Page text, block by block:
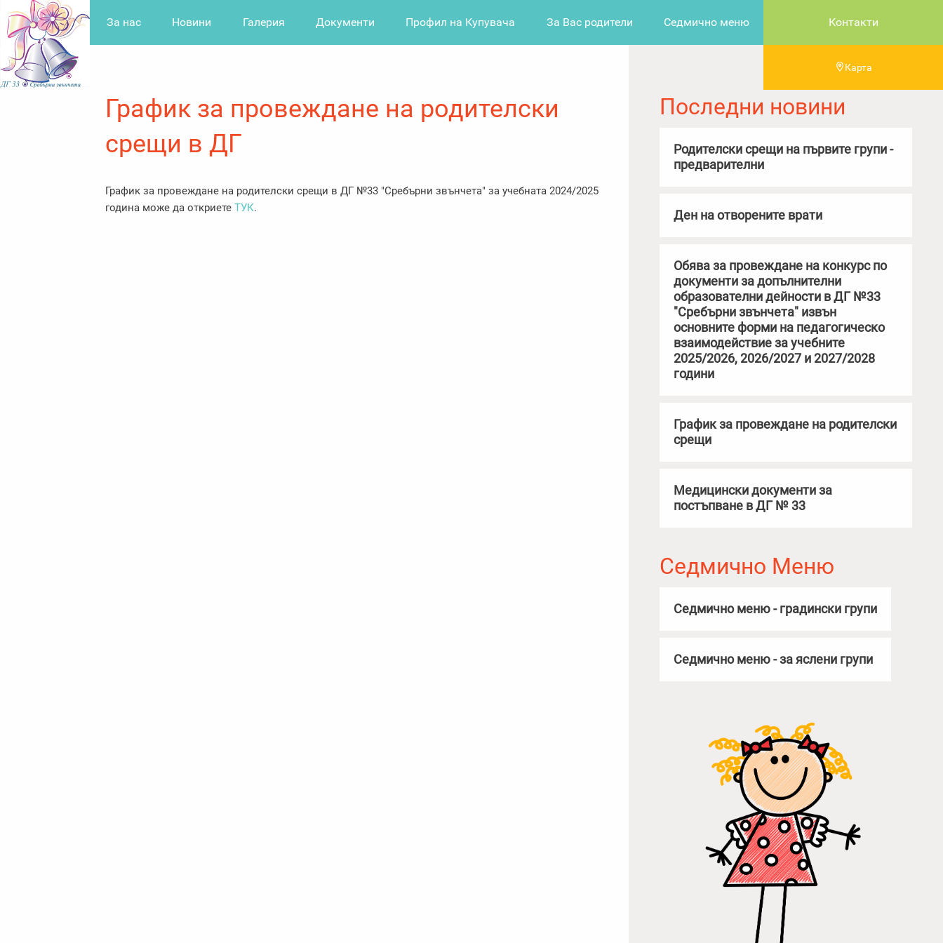
За нас Новини Галерия Документи Профил на Купувача За Вас родители Седмично меню Контакти
Карта
График за провеждане на родителски
срещи в ДГ
График за провеждане на родителски срещи в ДГ №33 "Сребърни звънчета" за учебната 2024/2025
година може да откриете ТУК.
Последни новини
Родителски срещи на първите групи -
предварителни
Ден на отворените врати
Обява за провеждане на конкурс по
документи за допълнителни
образователни дейности в ДГ №33
"Сребърни звънчета" извън
основните форми на педагогическо
взаимодействие за учебните
2025/2026, 2026/2027 и 2027/2028
години
График за провеждане на родителски
срещи
Медицински документи за
постъпване в ДГ № 33
Седмично Меню
Седмично меню - градински групи
Седмично меню - за яслени групи